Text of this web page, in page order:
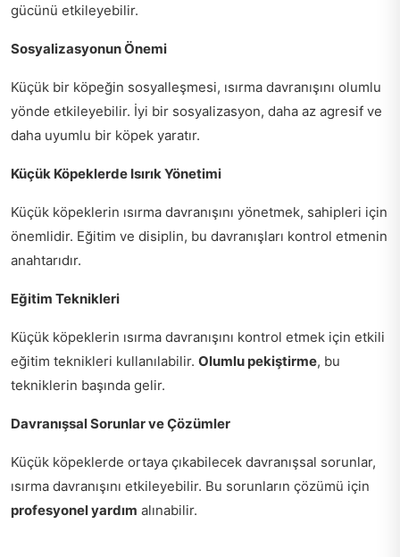
gücünü etkileyebilir.
Sosyalizasyonun Önemi
Küçük bir köpeğin sosyalleşmesi, ısırma davranışını olumlu
yönde etkileyebilir. İyi bir sosyalizasyon, daha az agresif ve
daha uyumlu bir köpek yaratır.
Küçük Köpeklerde Isırık Yönetimi
Küçük köpeklerin ısırma davranışını yönetmek, sahipleri için
önemlidir. Eğitim ve disiplin, bu davranışları kontrol etmenin
anahtarıdır.
Eğitim Teknikleri
Küçük köpeklerin ısırma davranışını kontrol etmek için etkili
eğitim teknikleri kullanılabilir. Olumlu pekiştirme, bu
tekniklerin başında gelir.
Davranışsal Sorunlar ve Çözümler
Küçük köpeklerde ortaya çıkabilecek davranışsal sorunlar,
ısırma davranışını etkileyebilir. Bu sorunların çözümü için
profesyonel yardım alınabilir.